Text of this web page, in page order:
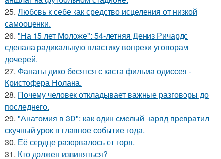
25. Любовь к себе как средство исцеления от низкой
самооценки.
26. "На 15 лет Моложе": 54-летняя Дениз Ричардс
сделала радикальную пластику вопреки уговорам
дочерей.
27. Фанаты дико бесятся с каста фильма одиссея -
Кристофера Нолана.
28. Почему человек откладывает важные разговоры до
последнего.
29. "Анатомия в 3D": как один смелый наряд превратил
скучный урок в главное событие года.
30. Её сердце разорвалось от горя.
31. Кто должен извиняться?